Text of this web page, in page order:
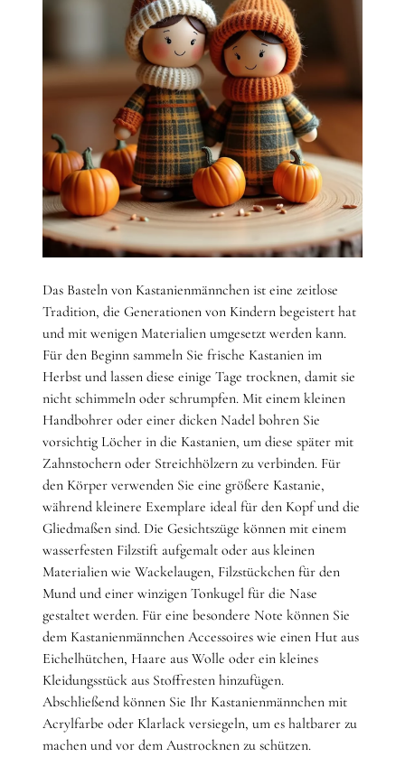
Das Basteln von Kastanienmännchen ist eine zeitlose
Tradition, die Generationen von Kindern begeistert hat
und mit wenigen Materialien umgesetzt werden kann.
Für den Beginn sammeln Sie frische Kastanien im
Herbst und lassen diese einige Tage trocknen, damit sie
nicht schimmeln oder schrumpfen. Mit einem kleinen
Handbohrer oder einer dicken Nadel bohren Sie
vorsichtig Löcher in die Kastanien, um diese später mit
Zahnstochern oder Streichhölzern zu verbinden. Für
den Körper verwenden Sie eine größere Kastanie,
während kleinere Exemplare ideal für den Kopf und die
Gliedmaßen sind. Die Gesichtszüge können mit einem
wasserfesten Filzstift aufgemalt oder aus kleinen
Materialien wie Wackelaugen, Filzstückchen für den
Mund und einer winzigen Tonkugel für die Nase
gestaltet werden. Für eine besondere Note können Sie
dem Kastanienmännchen Accessoires wie einen Hut aus
Eichelhütchen, Haare aus Wolle oder ein kleines
Kleidungsstück aus Stoffresten hinzufügen.
Abschließend können Sie Ihr Kastanienmännchen mit
Acrylfarbe oder Klarlack versiegeln, um es haltbarer zu
machen und vor dem Austrocknen zu schützen.